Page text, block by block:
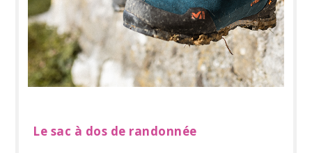
Le sac à dos de randonnée